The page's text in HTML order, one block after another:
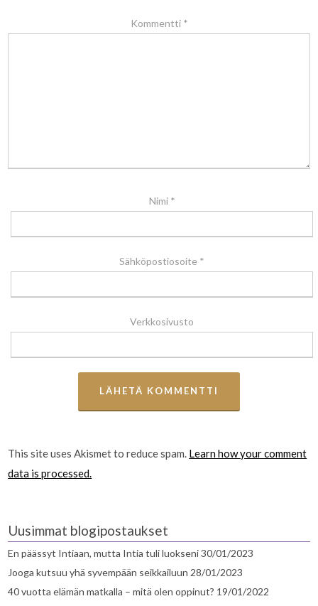
Kommentti *
Nimi *
Sähköpostiosoite *
Verkkosivusto
This site uses Akismet to reduce spam. Learn how your comment
data is processed.
Uusimmat blogipostaukset
En päässyt Intiaan, mutta Intia tuli luokseni30/01/2023
Jooga kutsuu yhä syvempään seikkailuun 28/01/2023
40 vuotta elämän matkalla – mitä olen oppinut? 19/01/2022